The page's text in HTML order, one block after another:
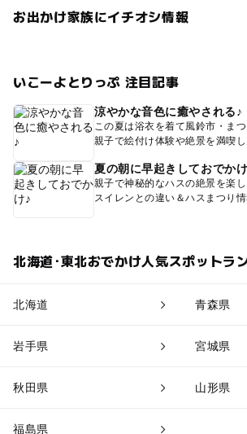
お出かけ家族にイチオシ情報
いこーよとりっぷ 注目記事
涼やかな音色に癒やされる♪
この夏は浴衣を着て風鈴市・まつ
親子で絵付け体験や絶景を満喫し
夏の朝に早起きしておでか
親子で神秘的なハスの絶景を楽し
スイレンとの違い＆ハスまつり情
北海道･東北おでかけ人気スポットラ
北海道 青森県
岩手県 宮城県
秋田県 山形県
福島県